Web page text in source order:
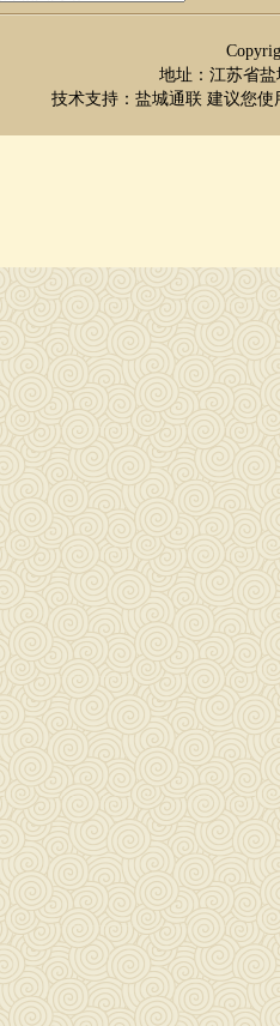
地址：江苏省盐
技术支持： 盐城通联 建议您使